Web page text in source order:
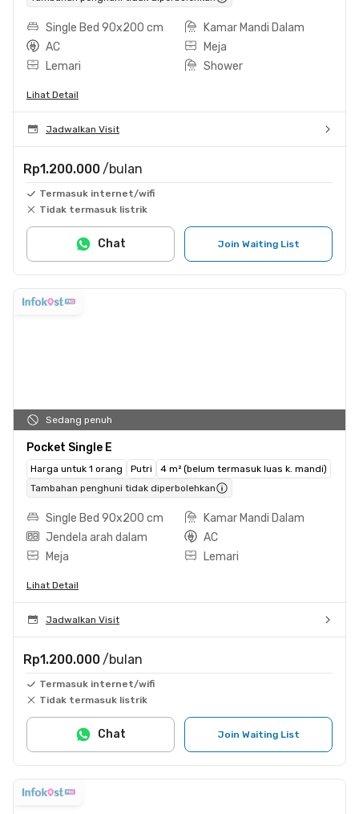
Single Bed 90x200 cm
Kamar Mandi Dalam
AC
Meja
Lemari
Shower
Lihat Detail
Jadwalkan Visit
Rp1.200.000 /bulan
Termasuk internet/wifi
Tidak termasuk listrik
Join Waiting List
Chat
Sedang penuh
Pocket Single E
Harga untuk 1 orang Putri
4 m² (belum termasuk luas k. mandi)
Tambahan penghuni tidak diperbolehkan
Single Bed 90x200 cm
Kamar Mandi Dalam
Jendela arah dalam
AC
Meja
Lemari
Lihat Detail
Jadwalkan Visit
Rp1.200.000 /bulan
Termasuk internet/wifi
Tidak termasuk listrik
Join Waiting List
Chat